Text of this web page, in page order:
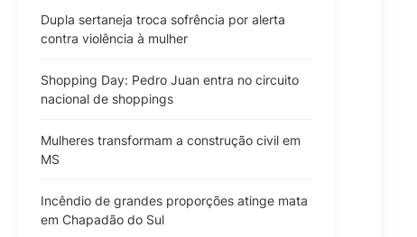
Dupla sertaneja troca sofrência por alerta
contra violência à mulher
Shopping Day: Pedro Juan entra no circuito
nacional de shoppings
Mulheres transformam a construção civil em
MS
Incêndio de grandes proporções atinge mata
em Chapadão do Sul